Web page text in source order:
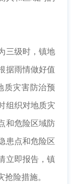
三级时，镇地
据雨情做好值
质灾害防治预
组织对地质灾
和危险区域防
患点和危险区
立即报告，镇
险措施。